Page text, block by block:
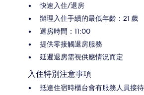
快速入住/退房
辦理入住手續的最低年齡：21 歲
退房時間：11:00
提供零接觸退房服務
延遲退房需視供應情況而定
入住特別注意事項
抵達住宿時櫃台會有服務人員接